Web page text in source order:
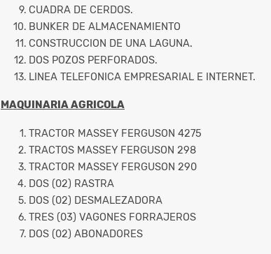
CUADRA DE CERDOS.
BUNKER DE ALMACENAMIENTO
CONSTRUCCION DE UNA LAGUNA.
DOS POZOS PERFORADOS.
LINEA TELEFONICA EMPRESARIAL E INTERNET.
MAQUINARIA AGRICOLA
TRACTOR MASSEY FERGUSON 4275
TRACTOS MASSEY FERGUSON 298
TRACTOR MASSEY FERGUSON 290
DOS (02) RASTRA
DOS (02) DESMALEZADORA
TRES (03) VAGONES FORRAJEROS
DOS (02) ABONADORES